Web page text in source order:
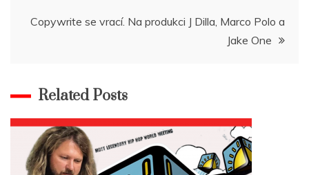
Copywrite se vrací. Na produkci J Dilla, Marco Polo a
Jake One
Related Posts